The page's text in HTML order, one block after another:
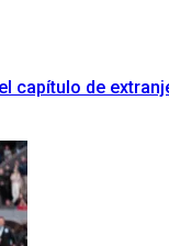
capítulo de